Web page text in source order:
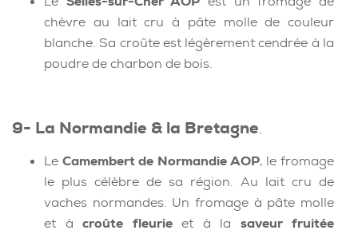
chèvre au lait cru à pâte molle de couleur
blanche. Sa croûte est légèrement cendrée à la
poudre de charbon de bois.
9- La Normandie & la Bretagne.
Le Camembert de Normandie AOP, le fromage
le plus célèbre de sa région. Au lait cru de
vaches normandes. Un fromage à pâte molle
et à croûte fleurieet à la saveur fruitée